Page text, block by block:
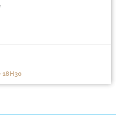
18H30